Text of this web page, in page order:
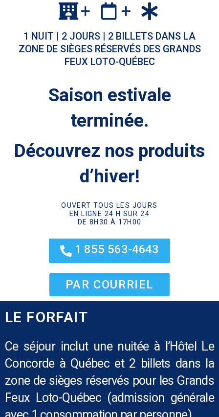
+ +
1 NUIT | 2 JOURS | 2 BILLETS DANS LA
ZONE DE SIÈGES RÉSERVÉS DES GRANDS
FEUX LOTO-QUÉBEC
Saison estivale
terminée.
Découvrez nos produits
d’hiver!
OUVERT TOUS LES JOURS
EN LIGNE 24 H SUR 24
DE 8H30 À 17H00
1 855 563-4643
PAR COURRIEL
LE FORFAIT
Ce séjour inclut une nuitée à l’Hôtel Le
Concorde à Québec et 2 billets dans la
zone de sièges réservés pour les Grands
Feux Loto-Québec (admission générale